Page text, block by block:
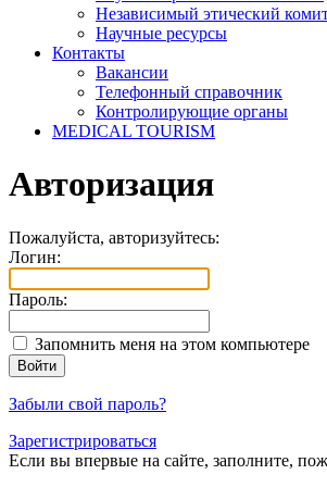
Независимый этический
Научные ресурсы
Контакты
Вакансии
Телефонный справочник
Контролирующие органы
MEDICAL TOURISM
Авторизация
Пожалуйста, авторизуйтесь:
Логин:
Пароль:
Запомнить меня на этом компьютере
Забыли свой пароль?
Зарегистрироваться
Если вы впервые на сайте, заполните,